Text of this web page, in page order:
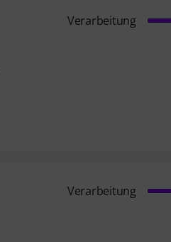
Verarbeitung
Verarbeitung